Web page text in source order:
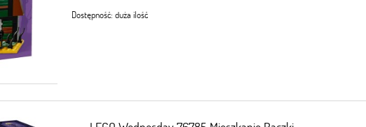
Dostępność: duża ilość